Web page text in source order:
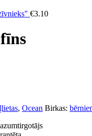
€3.10
, Ocean Birkas: